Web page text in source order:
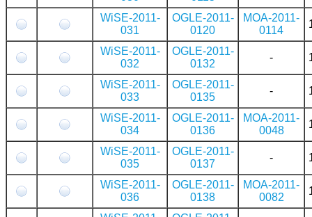
WiSE-2011-
031
OGLE-2011-
0120
MOA-2011-
0114
WiSE-2011-
032
OGLE-2011-
0132
-
WiSE-2011-
033
OGLE-2011-
0135
-
WiSE-2011-
034
OGLE-2011-
0136
MOA-2011-
0048
WiSE-2011-
035
OGLE-2011-
0137
-
WiSE-2011-
036
OGLE-2011-
0138
MOA-2011-
0082